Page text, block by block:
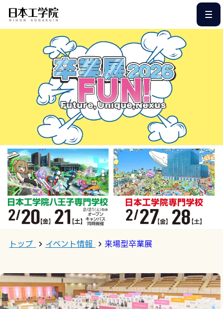
トップ イベント情報 来場型卒業展